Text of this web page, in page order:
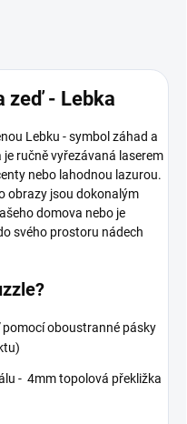
zeď - Lebka
Lebku - symbol záhad a
ručně vyřezávaná laserem
nebo lahodnou lazurou.
obrazy jsou dokonalým
domova nebo je
svého prostoru nádech
pomocí oboustranné pásky
- 4mm topolová překližka